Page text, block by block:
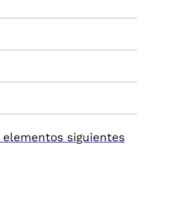
elementos siguientes